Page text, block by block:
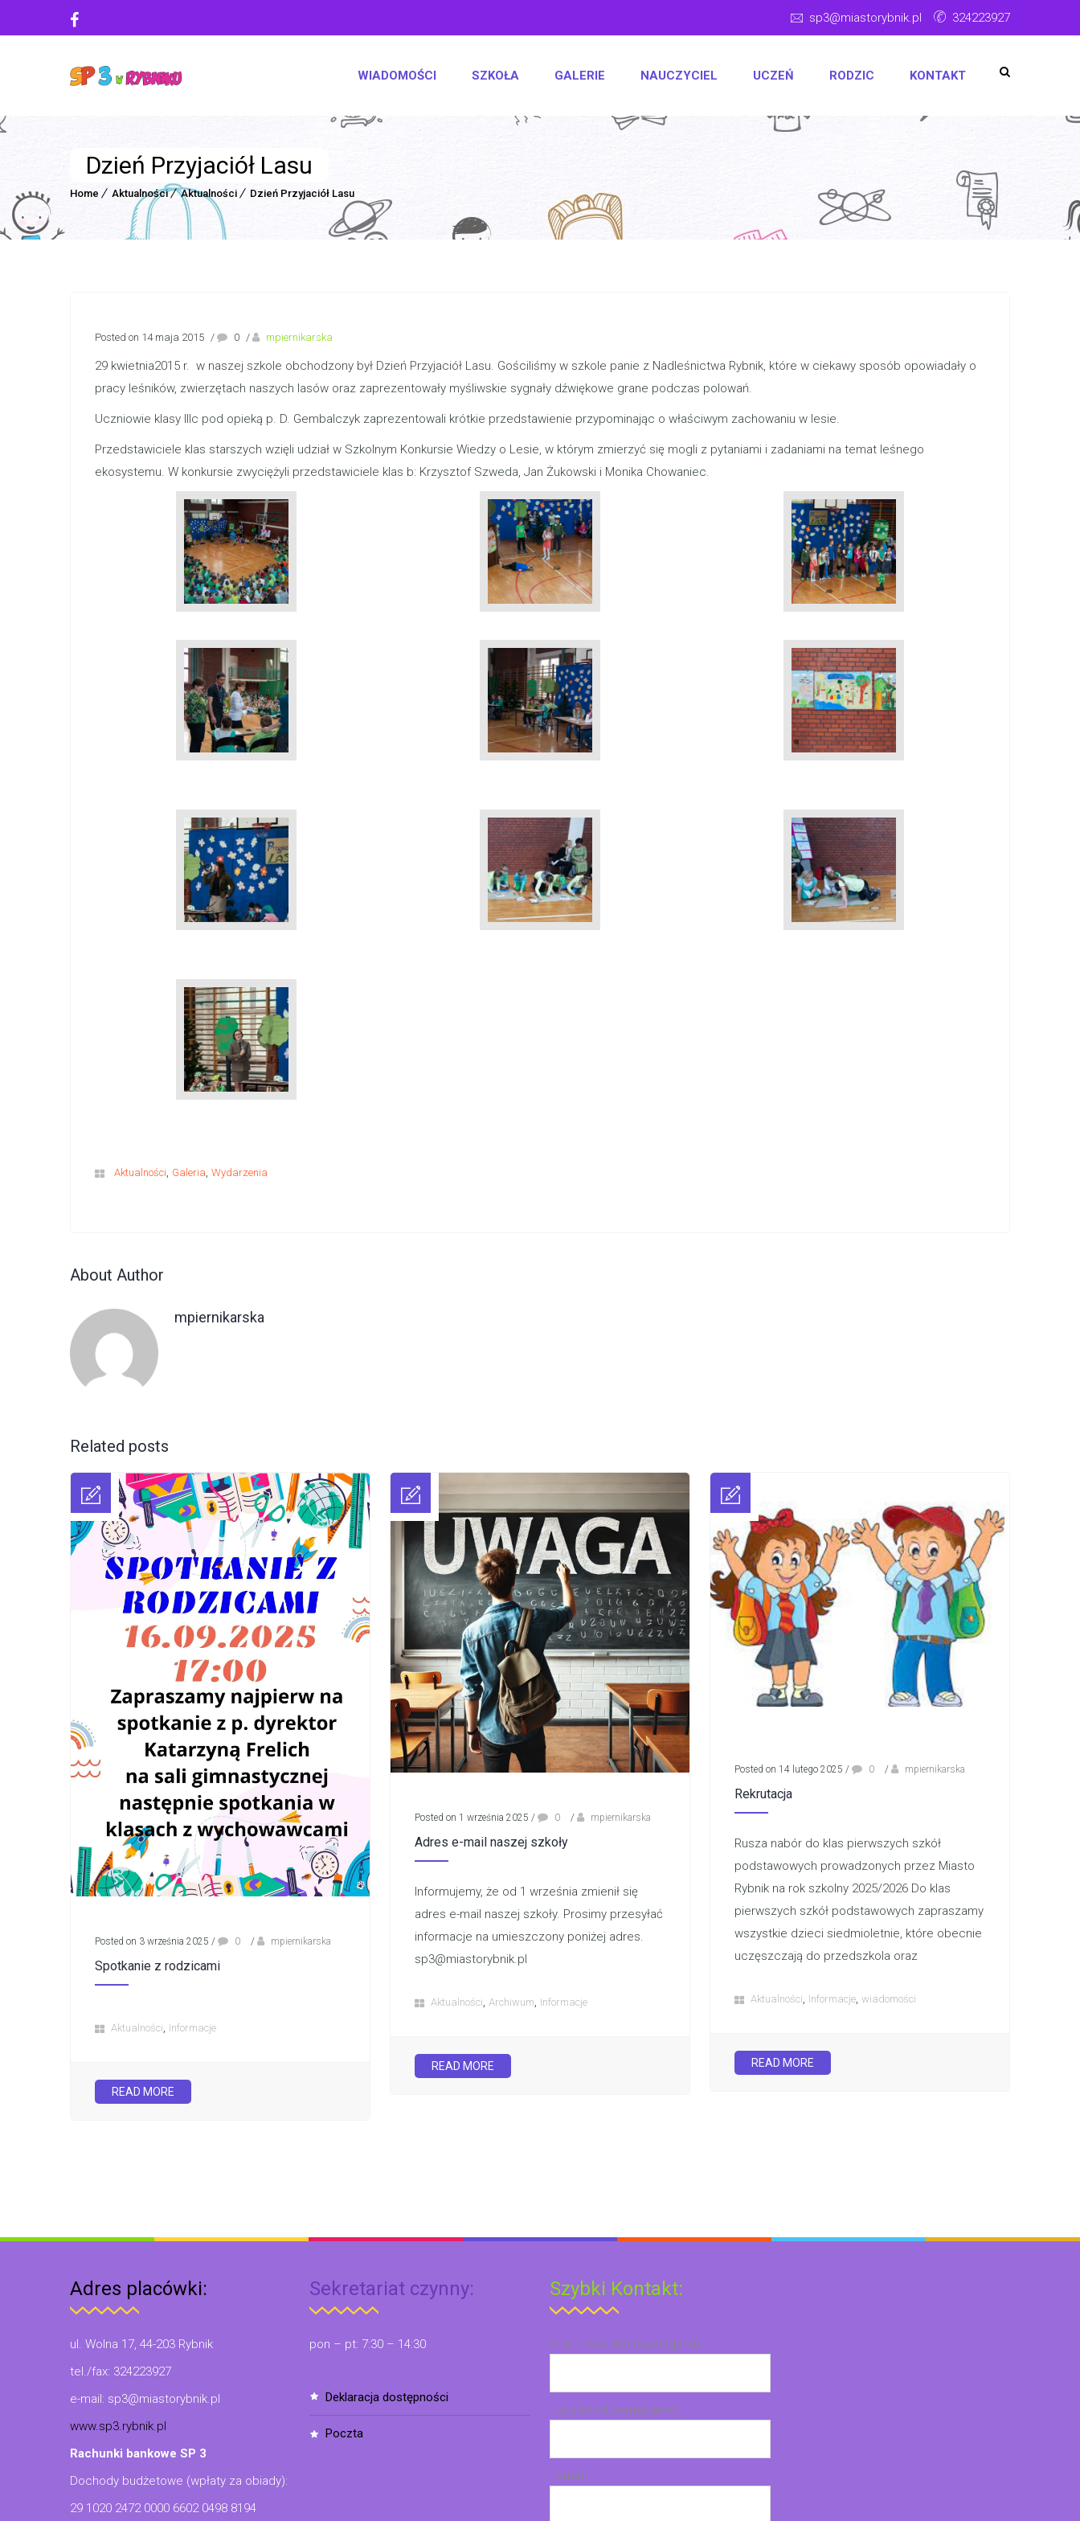
sp3@miastorybnik.pl 324223927
WIADOMOŚCI SZKOŁA GALERIE NAUCZYCIEL UCZEŃ RODZIC KONTAKT
Dzień Przyjaciół Lasu
Home Aktualności Aktualności Dzień Przyjaciół Lasu
Posted on 14 maja 2015 / 0 / mpiernikarska
29 kwietnia2015 r. w naszej szkole obchodzony był Dzień Przyjaciół Lasu. Gościliśmy w szkole panie z Nadleśnictwa Rybnik, które w ciekawy sposób opowiadały o
pracy leśników, zwierzętach naszych lasów oraz zaprezentowały myśliwskie sygnały dźwiękowe grane podczas polowań.
Uczniowie klasy IIIc pod opieką p. D. Gembalczyk zaprezentowali krótkie przedstawienie przypominając o właściwym zachowaniu w lesie.
Przedstawiciele klas starszych wzięli udział w Szkolnym Konkursie Wiedzy o Lesie, w którym zmierzyć się mogli z pytaniami i zadaniami na temat leśnego
ekosystemu. W konkursie zwyciężyli przedstawiciele klas b: Krzysztof Szweda, Jan Żukowski i Monika Chowaniec.
Aktualności, Galeria, Wydarzenia
About Author
mpiernikarska
Related posts
Posted on 3 września 2025 / 0 / mpiernikarska
Spotkanie z rodzicami
Aktualności, Informacje
READ MORE
Posted on 1 września 2025 / 0 / mpiernikarska
Adres e-mail naszej szkoły
Informujemy, że od 1 września zmienił się
adres e-mail naszej szkoły. Prosimy przesyłać
informacje na umieszczony poniżej adres.
sp3@miastorybnik.pl
Aktualności Archiwum Informacje
READ MORE
Posted on 14 lutego 2025 / 0 / mpiernikarska
Rekrutacja
Rusza nabór do klas pierwszych szkół
podstawowych prowadzonych przez Miasto
Rybnik na rok szkolny 2025/2026 Do klas
pierwszych szkół podstawowych zapraszamy
wszystkie dzieci siedmioletnie, które obecnie
uczęszczają do przedszkola oraz
Aktualności, Informacje, wiadomości
READ MORE
Adres placówki:
ul. Wolna 17, 44-203 Rybnik
tel./fax: 324223927
e-mail: sp3@miastorybnik.pl
www.sp3.rybnik.pl
Rachunki bankowe SP 3
Dochody budżetowe (wpłaty za obiady):
29 1020 2472 0000 6602 0498 8194
Sekretariat czynny:
pon – pt: 7:30 – 14:30
deklaracja dostępności
poczta
Szybki Kontakt:
Imię i nazwisko (wymagane)
Twój email (wymagane)
Temat